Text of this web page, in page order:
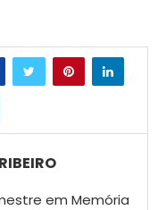
em Memória